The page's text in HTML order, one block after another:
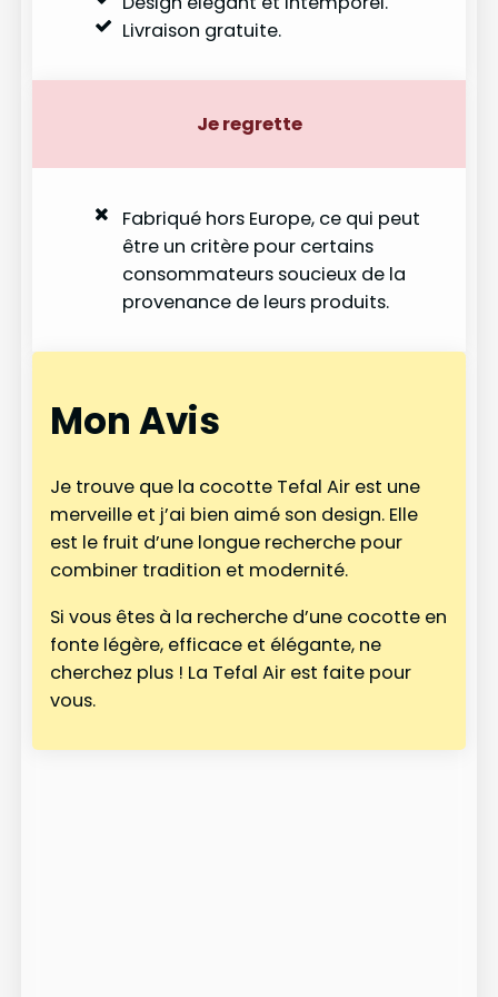
Livraison gratuite.
Je regrette
Fabriqué hors Europe, ce qui peut
être un critère pour certains
consommateurs soucieux de la
provenance de leurs produits.
Mon Avis
Je trouve que la cocotte Tefal Air est une
merveille et j’ai bien aimé son design. Elle
est le fruit d’une longue recherche pour
combiner tradition et modernité.
Si vous êtes à la recherche d’une cocotte en
fonte légère, efficace et élégante, ne
cherchez plus ! La Tefal Air est faite pour
vous.